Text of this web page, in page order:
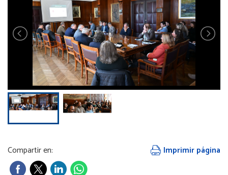
Compartir en: Imprimir página